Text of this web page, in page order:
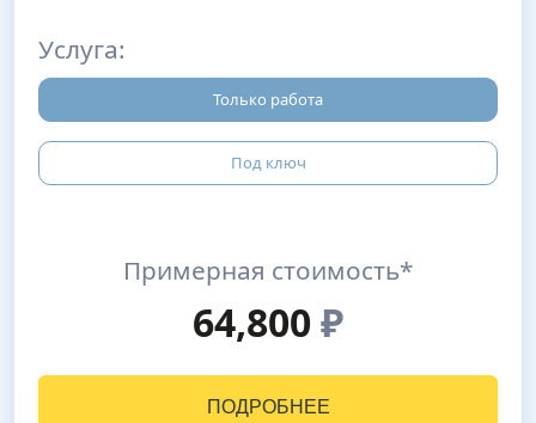
Услуга:
Только работа
Под ключ
Примерная стоимость*
64,800₽
ПОДРОБНЕЕ